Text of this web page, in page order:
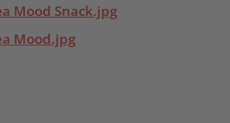
Mood Snack.jpg
Mood.jpg